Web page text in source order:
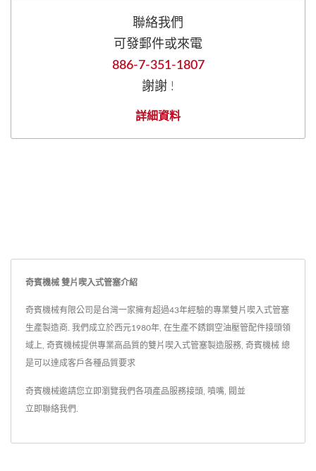
聯絡我們
可發郵件或來電
886-7-351-1807
謝謝 !
詳細資料
奇賓機械 雙片喫入式管塞介紹
奇賓機械有限公司是台灣一家擁有超過43年經驗的專業雙片喫入式管塞
生產製造商. 我們成立於西元1980年, 在生產不銹鋼空油壓管配件接頭領
域上, 奇賓機械提供專業高品質的雙片喫入式管塞製造服務, 奇賓機械 總
是可以達成客戶各種品質要求
奇賓機械邀請您立即瀏覽我們各項產品服務接頭 噴嘴 閥 並
立即聯絡我們